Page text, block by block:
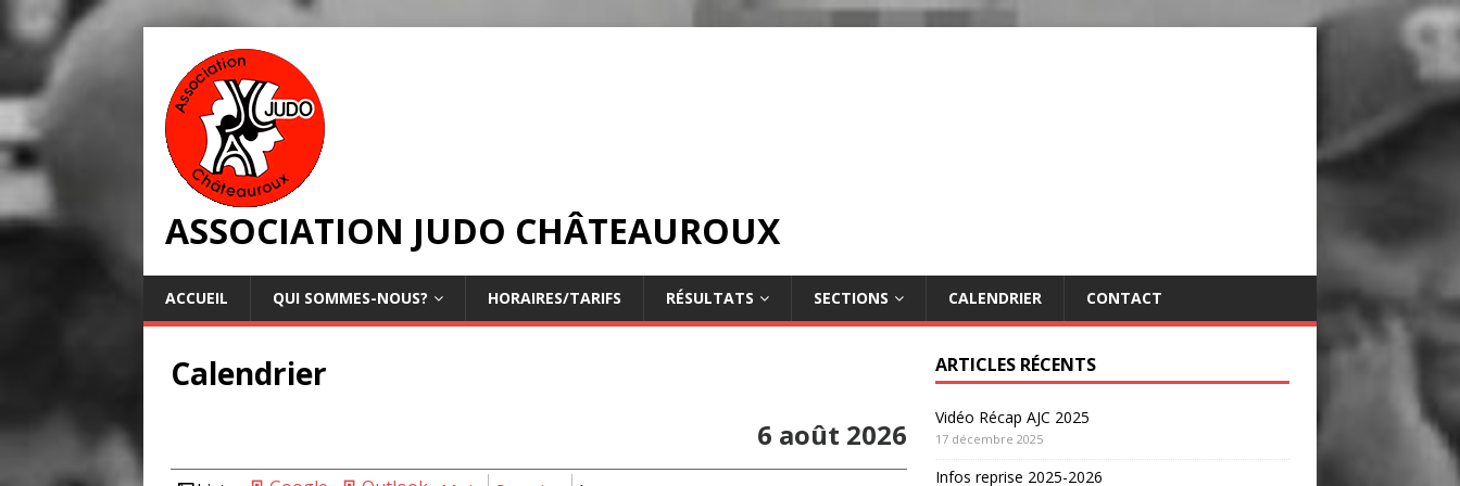
ASSOCIATION JUDO CHÂTEAUROUX
ACCUEIL QUI SOMMES-NOUS? HORAIRES/TARIFS RÉSULTATS SECTIONS CALENDRIER CONTACT
Calendrier
6 août 2026
ARTICLES RÉCENTS
Vidéo Récap AJC 2025
17 décembre 2025
Infos reprise 2025-2026